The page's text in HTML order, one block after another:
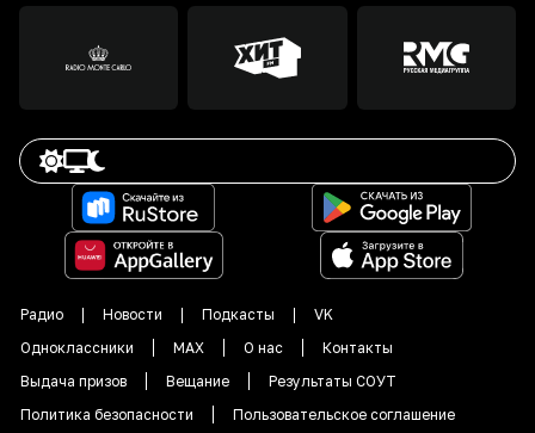
Радио Новости Подкасты
VK
Одноклассники
MAX О нас
Контакты
Выдача призов
Вещание
Результаты СОУТ
Политика безопасности
Пользовательское соглашение